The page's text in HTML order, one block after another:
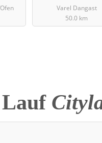
Varel Dangast
50.0 km
Lauf